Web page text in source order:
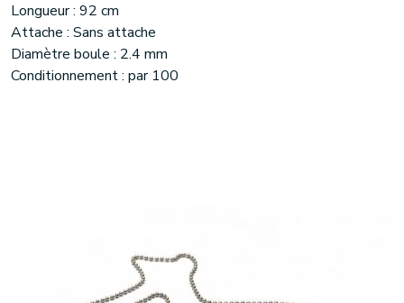
Longueur : 92 cm
Attache : Sans attache
Diamètre boule : 2.4 mm
Conditionnement : par 100